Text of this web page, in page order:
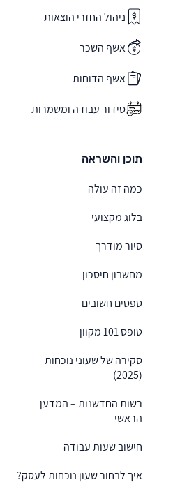
ניהול החזרי הוצאות
אשף השכר
אשף הדוחות
סידור עבודה ומשמרות
תוכן והשראה
כמה זה עולה
בלוג מקצועי
סיור מודרך
מחשבון חיסכון
טפסים חשובים
טופס 101 מקוון
סקירה של שעוני נוכחות
(2025)
רשות החדשנות – המדען
הראשי
חישוב שעות עבודה
איך לבחור שעון נוכחות לעסק?